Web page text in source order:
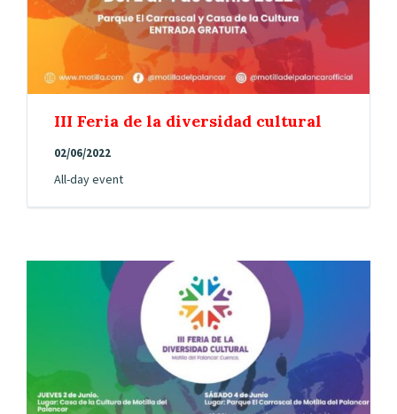
III Feria de la diversidad cultural
02/06/2022
All-day event